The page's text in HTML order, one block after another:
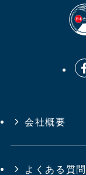
会社概要
よくある質問